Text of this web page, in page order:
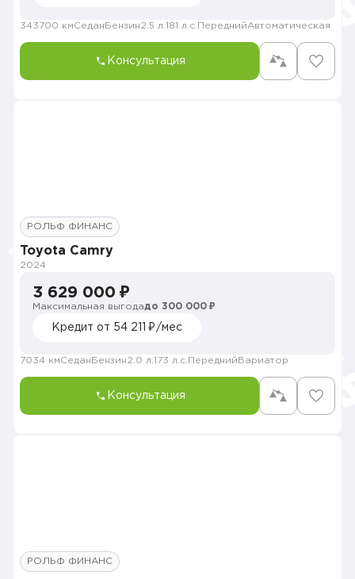
343700 кмСедан Бензин2.5 л. 181 л.с. ПереднийАвтоматическая
Консультация
РОЛЬФ ФИНАНС
Toyota Camry
2024
3 629 000 ₽
Максимальная выгодадо 300 000 ₽
Кредит от 54 211 ₽/мес
7034 кмСедан Бензин2.0 л. 173 л.с. Передний Вариатор
Консультация
РОЛЬФ ФИНАНС